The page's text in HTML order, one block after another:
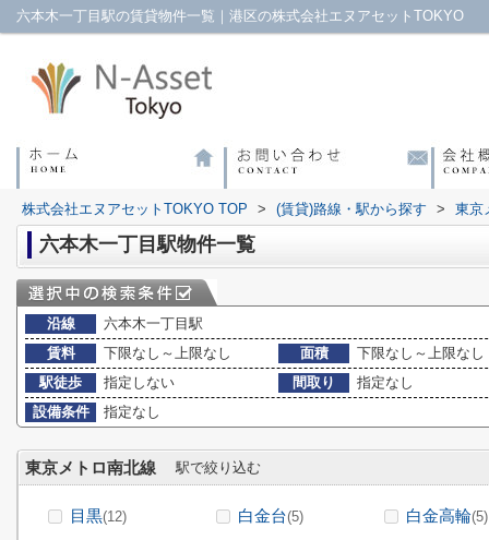
六本木一丁目駅の賃貸物件一覧｜港区の株式会社エヌアセットTOKYO
株式会社エヌアセットTOKYO TOP > (賃貸)路線・駅から探す > 東京
六本木一丁目駅物件一覧
沿線
六本木一丁目駅
賃料
下限なし～上限なし 面積
下限なし～上限なし
駅徒歩
指定しない 間取り
指定なし
設備条件
指定なし
東京メトロ南北線 駅で絞り込む
目黒(12) 白金台(5) 白金高輪(5)